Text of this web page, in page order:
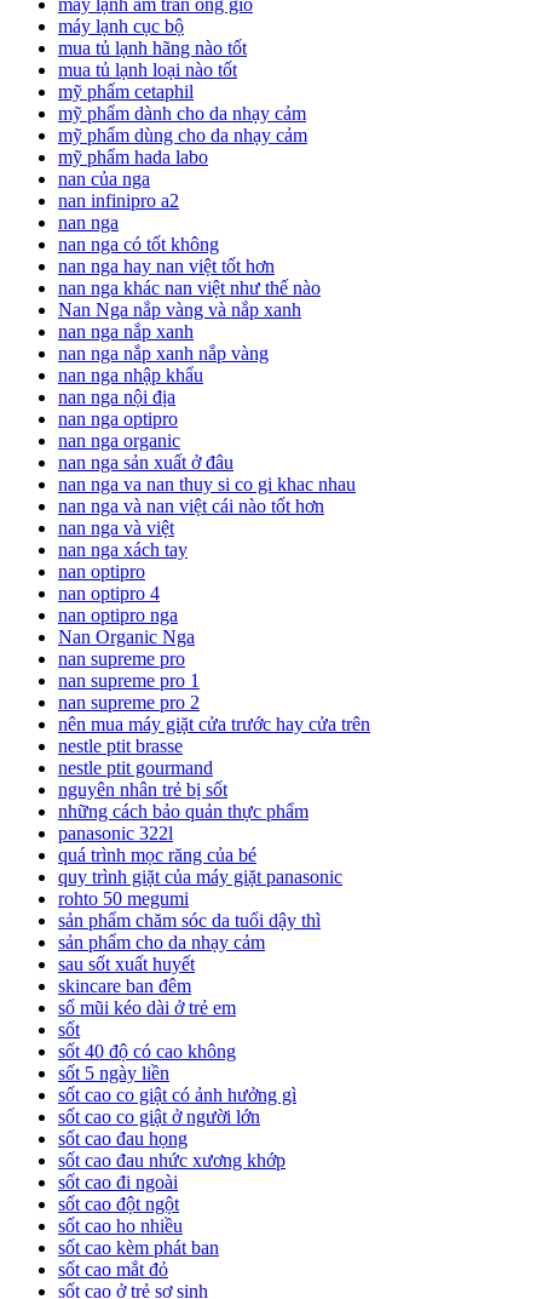
máy lạnh âm trần ống gió
máy lạnh cục bộ
mua tủ lạnh hãng nào tốt
mua tủ lạnh loại nào tốt
mỹ phẩm cetaphil
mỹ phẩm dành cho da nhạy cảm
mỹ phẩm dùng cho da nhạy cảm
mỹ phẩm hada labo
nan của nga
nan infinipro a2
nan nga
nan nga có tốt không
nan nga hay nan việt tốt hơn
nan nga khác nan việt như thế nào
Nan Nga nắp vàng và nắp xanh
nan nga nắp xanh
nan nga nắp xanh nắp vàng
nan nga nhập khẩu
nan nga nội địa
nan nga optipro
nan nga organic
nan nga sản xuất ở đâu
nan nga va nan thuy si co gi khac nhau
nan nga và nan việt cái nào tốt hơn
nan nga và việt
nan nga xách tay
nan optipro
nan optipro 4
nan optipro nga
Nan Organic Nga
nan supreme pro
nan supreme pro 1
nan supreme pro 2
nên mua máy giặt cửa trước hay cửa trên
nestle ptit brasse
nestle ptit gourmand
nguyên nhân trẻ bị sốt
những cách bảo quản thực phẩm
panasonic 322l
quá trình mọc răng của bé
quy trình giặt của máy giặt panasonic
rohto 50 megumi
sản phẩm chăm sóc da tuổi dậy thì
sản phẩm cho da nhạy cảm
sau sốt xuất huyết
skincare ban đêm
sổ mũi kéo dài ở trẻ em
sốt
sốt 40 độ có cao không
sốt 5 ngày liền
sốt cao co giật có ảnh hưởng gì
sốt cao co giật ở người lớn
sốt cao đau họng
sốt cao đau nhức xương khớp
sốt cao đi ngoài
sốt cao đột ngột
sốt cao ho nhiều
sốt cao kèm phát ban
sốt cao mắt đỏ
sốt cao ở trẻ sơ sinh